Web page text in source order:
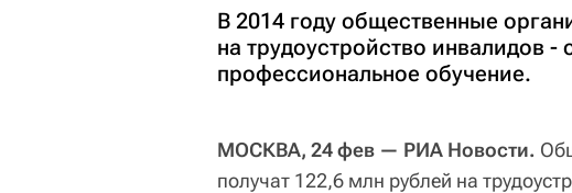
В 2014 году общественные
на трудоустройство инвалидов
профессиональное обучение.
МОСКВА, 24 фев — РИА Новости.
получат 122,6 млн рублей на